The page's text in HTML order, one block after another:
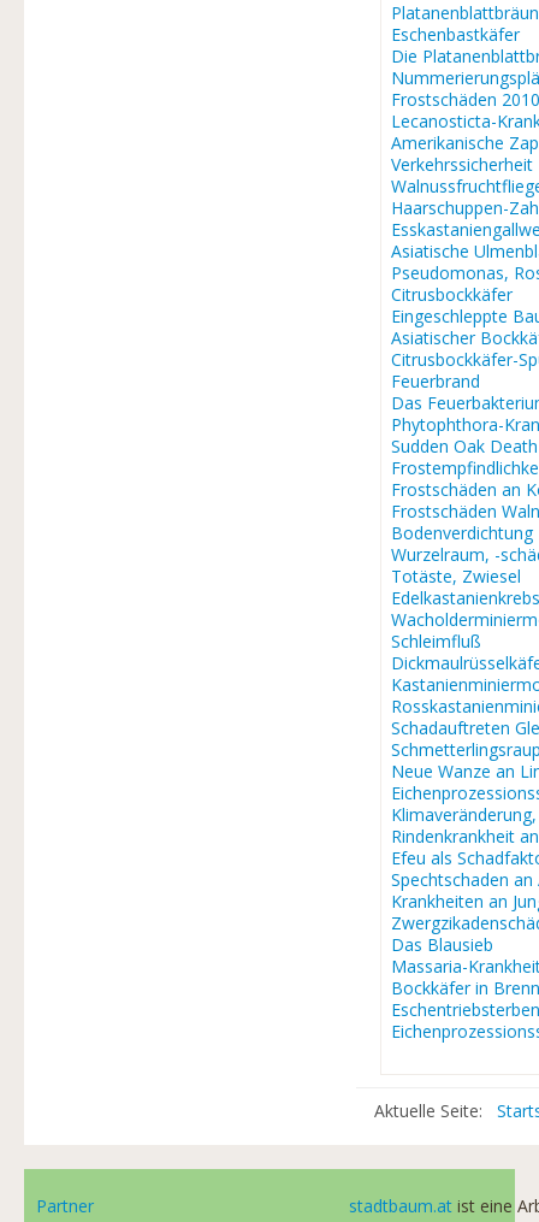
Eschenbastkäfer
Die
Frostschäden 2010
Lecanosticta-
Amerikanische
Verkehrssicherheit
Haarschuppen-
Asiatische
Pseudomonas,
Citrusbockkäfer
Eingeschleppte
Asiatischer
Citrusbockkäfer-
Feuerbrand
Das
Phytophthora-
Sudden Oak Death
Frostschäden an
Frostschäden
Bodenverdichtung
Wurzelraum, -
Totäste, Zwiesel
Edelkastanienkrebs
Schleimfluß
Schadauftreten
Neue Wanze an
Rindenkrankheit
Efeu als
Spechtschaden an
Krankheiten an
Das Blausieb
Massaria-
Bockkäfer in
Eschentriebsterben
Aktuelle Seite:
Partner
stadtbaum.at ist eine